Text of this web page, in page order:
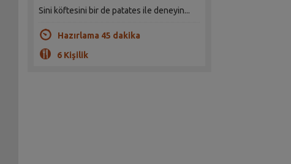
Sini köftesini bir de patates ile deneyin...
Hazırlama 45 dakika
6 Kişilik